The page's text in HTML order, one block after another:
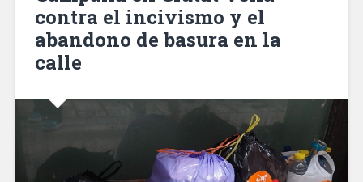
contra el incivismo y el
abandono de basura en la
calle